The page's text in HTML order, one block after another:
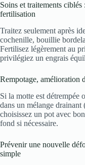
Soins et traitements
fertilisation
Traitez seulement après
cochenille, bouillie
Fertilisez légèrement au
privilégiez un engrais
Rempotage, amélioration
Si la motte est détrempée
dans un mélange drainant
choisissez un pot avec
fond si nécessaire.
Prévenir une nouvelle
simple